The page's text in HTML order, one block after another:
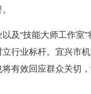
“技能大师工作室”
行业标杆。宜兴市
有效回应群众关切